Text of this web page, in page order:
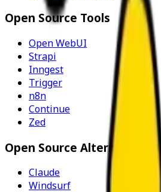
Open Source Tools
Open WebUI
Strapi
Inngest
Trigger
n8n
Continue
Zed
Open Source Alternatieven
Claude
Windsurf